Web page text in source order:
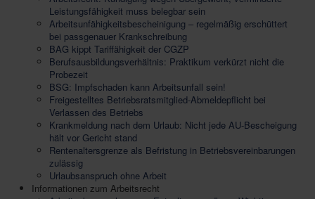
Leistungsfähigkeit muss belegbar sein
Arbeitsunfähigkeitsbescheinigung – regelmäßig erschüttert
bei passgenauer Krankschreibung
BAG kippt Tariffähigkeit der CGZP
Berufsausbildungsverhältnis: Praktikum verkürzt nicht die
Probezeit
BSG: Impfschaden kann Arbeitsunfall sein!
Freigestelltes Betriebsratsmitglied-Abmeldepflicht bei
Verlassen des Betriebs
Krankmeldung nach dem Urlaub: Nicht jede AU-Bescheigung
hält vor Gericht stand
Rentenaltersgrenze als Befristung in Betriebsvereinbarungen
zulässig
Urlaubsanspruch ohne Arbeit
Informationen zum Arbeitsrecht